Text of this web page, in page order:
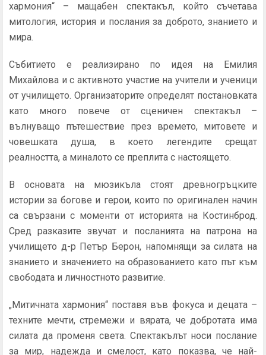
хармония“ – мащабен спектакъл, който съчетава
митология, история и послания за доброто, знанието и
мира.
Събитието е реализирано по идея на Емилия
Михайлова и с активното участие на учители и ученици
от училището. Организаторите определят постановката
като много повече от сценичен спектакъл –
вълнуващо пътешествие през времето, митовете и
човешката душа, в което легендите срещат
реалността, а миналото се преплита с настоящето.
В основата на мюзикъла стоят древногръцките
истории за богове и герои, които по оригинален начин
са свързани с моменти от историята на Костинброд.
Сред разказите звучат и посланията на патрона на
училището д-р Петър Берон, напомнящи за силата на
знанието и значението на образованието като път към
свободата и личностното развитие.
„Митичната хармония“ поставя във фокуса и децата –
техните мечти, стремежи и вярата, че добротата има
силата да променя света. Спектакълът носи послание
за мир, надежда и смелост, като показва, че най-